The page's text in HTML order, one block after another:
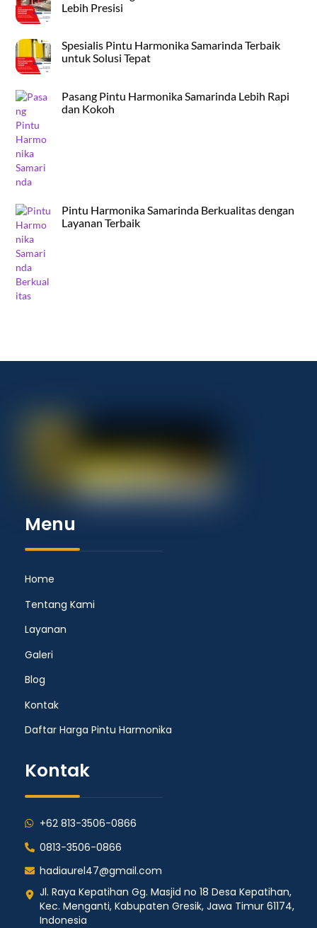
Lebih Presisi
Spesialis Pintu Harmonika Samarinda Terbaik
untuk Solusi Tepat
Pasang Pintu Harmonika Samarinda Lebih Rapi
dan Kokoh
Pintu Harmonika Samarinda Berkualitas dengan
Layanan Terbaik
Menu
Home
Tentang Kami
Layanan
Galeri
Blog
Kontak
Daftar Harga Pintu Harmonika
Kontak
+62 813-3506-0866
0813-3506-0866
hadiaurel47@gmail.com
Jl. Raya Kepatihan Gg. Masjid no 18 Desa Kepatihan,
Kec. Menganti, Kabupaten Gresik, Jawa Timur 61174,
Indonesia